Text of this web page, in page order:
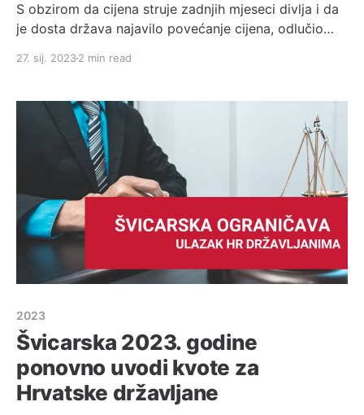
S obzirom da cijena struje zadnjih mjeseci divlja i da
je dosta država najavilo povećanje cijena, odlučio
našem slučaju. Uzmite u obzir da cijene nisu fiksne i
živite. U našem slučaju, zgrada ima
27. sij. 20232 min read
2023
Švicarska 2023. godine
ponovno uvodi kvote za
Hrvatske državljane